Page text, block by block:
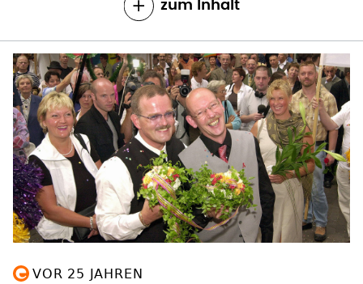
zum Inhalt
VOR 25 JAHREN